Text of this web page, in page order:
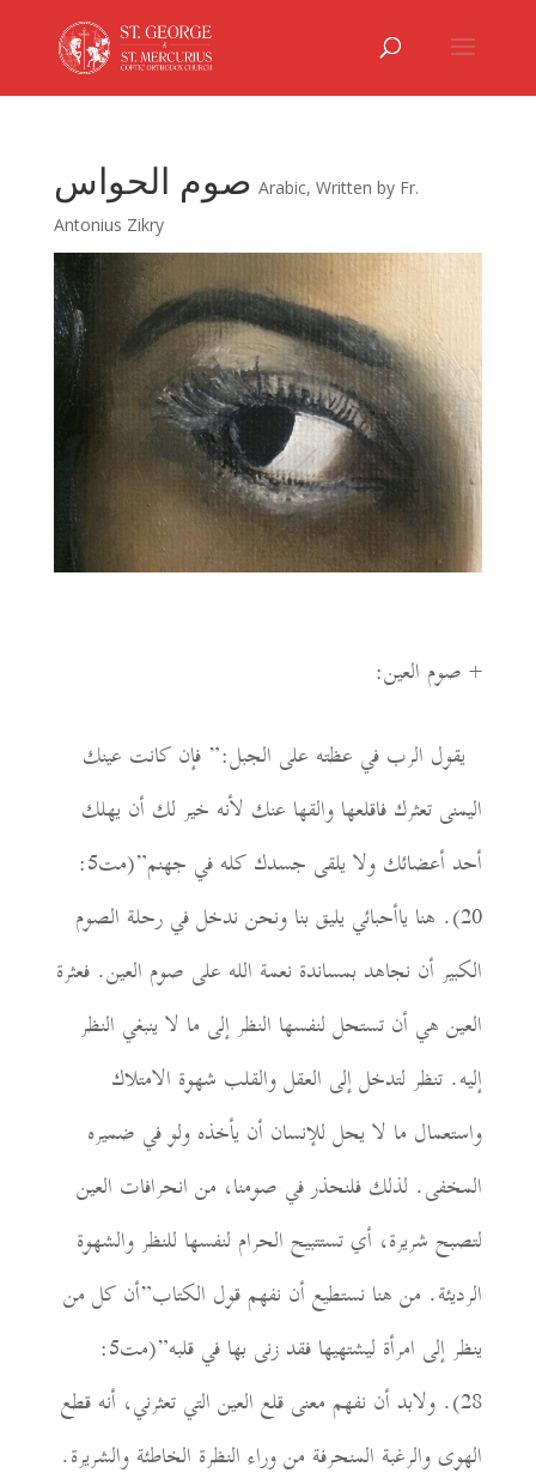
صوم الحواس Arabic, Written by Fr.
Antonius Zikry
+ صوم العين:
يقول الرب في عظته على الجبل:” فإن كانت عينك
اليمنى تعثرك فاقلعها والقها عنك لأنه خير لك أن يهلك
أحد أعضائك ولا يلقى جسدك كله في جهنم”(مت5:
20). هنا ياأحبائي يليق بنا ونحن ندخل في رحلة الصوم
الكبير أن نجاهد بمساندة نعمة الله على صوم العين. فعثرة
العين هي أن تستحل لنفسها النظر إلى ما لا ينبغي النظر
إليه. تنظر لتدخل إلى العقل والقلب شهوة الامتلاك
واستعمال ما لا يحل للإنسان أن يأخذه ولو في ضميره
المخفى. لذلك فلنحذر في صومنا، من انحرافات العين
لتصبح شريرة، أي تستتبيحالحرام لنفسها للنظر والشهوة
الرديئة. من هنا نستطيع أن نفهم قول الكتاب”أن كل من
ينظر إلى امرأة ليشتهيها فقد زنى بها في قلبه”(مت5:
28). ولابد أن نفهم معنى قلع العين التي تعثرني، أنه قطع
الهوىوالرغبة المنحرفة من وراء النظرة الخاطئة والشريرة.